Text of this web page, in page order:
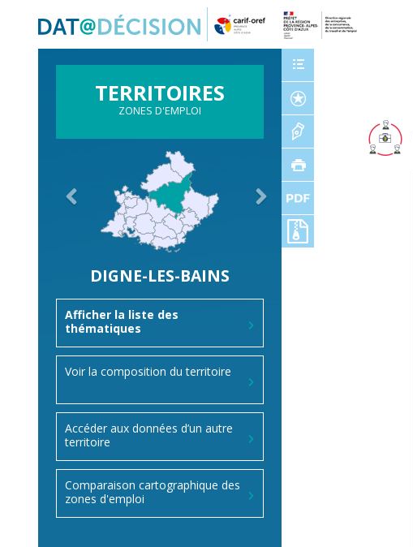
TERRITOIRES
ZONES D'EMPLOI
DIGNE-LES-BAINS
Afficher la liste des
thématiques
Voir la composition du territoire
Accéder aux données d’un autre
territoire
Comparaison cartographique des
zones d'emploi